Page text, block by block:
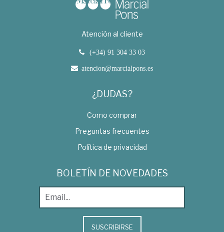
Atención al cliente
(+34) 91 304 33 03
atencion@marcialpons.es
¿DUDAS?
Como comprar
Preguntas frecuentes
Política de privacidad
BOLETÍN DE NOVEDADES
SUSCRIBIRSE